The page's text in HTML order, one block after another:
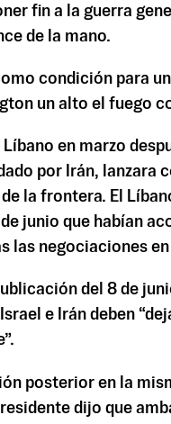
fin a la guerra
de la mano.
condición para
un alto el fuego
en marzo
por Irán, lanzara
la frontera. El
junio que habían
las negociaciones
del 8 de
e Irán deben
posterior en la
dijo que